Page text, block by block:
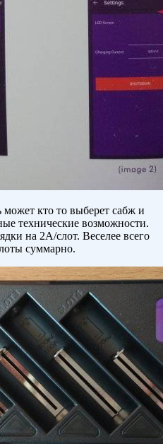
кто то выберет сабж и
технические возможности.
на 2А/слот. Веселее всего
суммарно.